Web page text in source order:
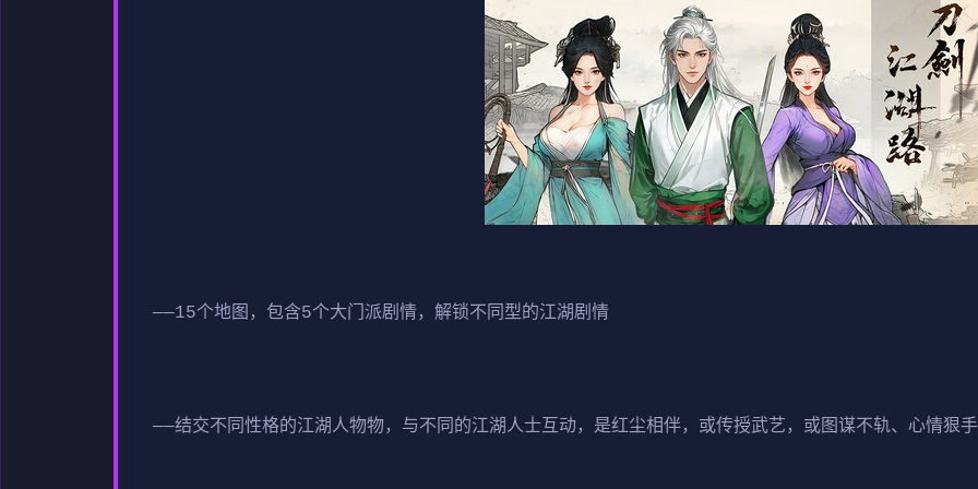
——15个地图，包含5个大门派剧情，解锁不同型的江湖剧情
——结交不同性格的江湖人物物，与不同的江湖人士互动，是红尘相伴，或传授武艺，或图谋不轨、心情狠